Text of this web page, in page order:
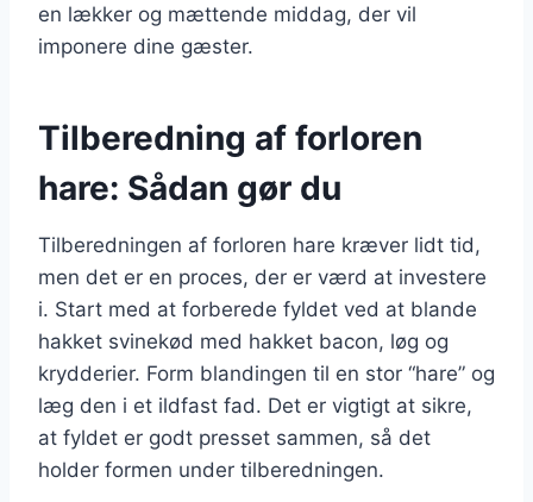
en lækker og mættende middag, der vil
imponere dine gæster.
Tilberedning af forloren
hare: Sådan gør du
Tilberedningen af forloren hare kræver lidt tid,
men det er en proces, der er værd at investere
i. Start med at forberede fyldet ved at blande
hakket svinekød med hakket bacon, løg og
krydderier. Form blandingen til en stor “hare” og
læg den i et ildfast fad. Det er vigtigt at sikre,
at fyldet er godt presset sammen, så det
holder formen under tilberedningen.